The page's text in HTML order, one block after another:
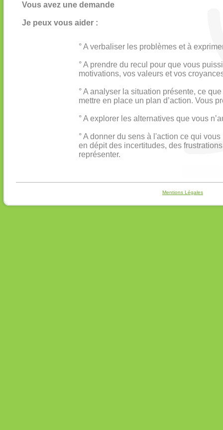
Vous avez une demande
Je peux vous aider :
° A verbaliser les problèmes et à
° A prendre du recul pour que vous
motivations, vos valeurs et vos
° A analyser la situation présente, ce
mettre en place un plan d’action. Vous
° A explorer les alternatives que vous
° A donner du sens à l'action ce qui
en dépit des incertitudes, des
représenter.
Mentions Légales